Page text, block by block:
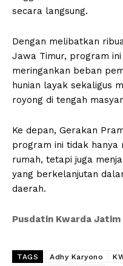
secara langsung.
Dengan melibatkan
Jawa Timur, program
meringankan beban
hunian layak sekaligus
royong di tengah
Ke depan, Gerakan
program ini tidak hanya
rumah, tetapi juga
yang berkelanjutan
daerah.
Pusdatin Kwarda Jatim
TAGS Adhy Karyono